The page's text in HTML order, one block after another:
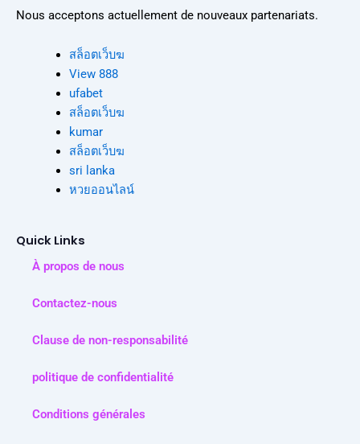
Nous acceptons actuellement de nouveaux partenariats.
สล็อตเว็บฆ
View 888
ufabet
สล็อตเว็บฆ
kumar
สล็อตเว็บฆ
sri lanka
หวยออนไลน์
Quick Links
À propos de nous
Contactez-nous
Clause de non-responsabilité
politique de confidentialité
Conditions générales